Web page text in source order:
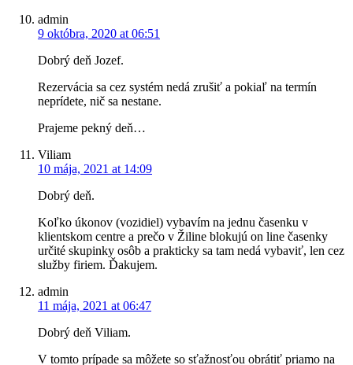
admin
9 októbra, 2020 at 06:51
Dobrý deň Jozef.
Rezervácia sa cez systém nedá zrušiť a pokiaľ na termín
neprídete, nič sa nestane.
Prajeme pekný deň…
Viliam
10 mája, 2021 at 14:09
Dobrý deň.
Koľko úkonov (vozidiel) vybavím na jednu časenku v
klientskom centre a prečo v Žiline blokujú on line časenky
určité skupinky osôb a prakticky sa tam nedá vybaviť, len cez
služby firiem. Ďakujem.
admin
11 mája, 2021 at 06:47
Dobrý deň Viliam.
V tomto prípade sa môžete so sťažnosťou obrátiť priamo na